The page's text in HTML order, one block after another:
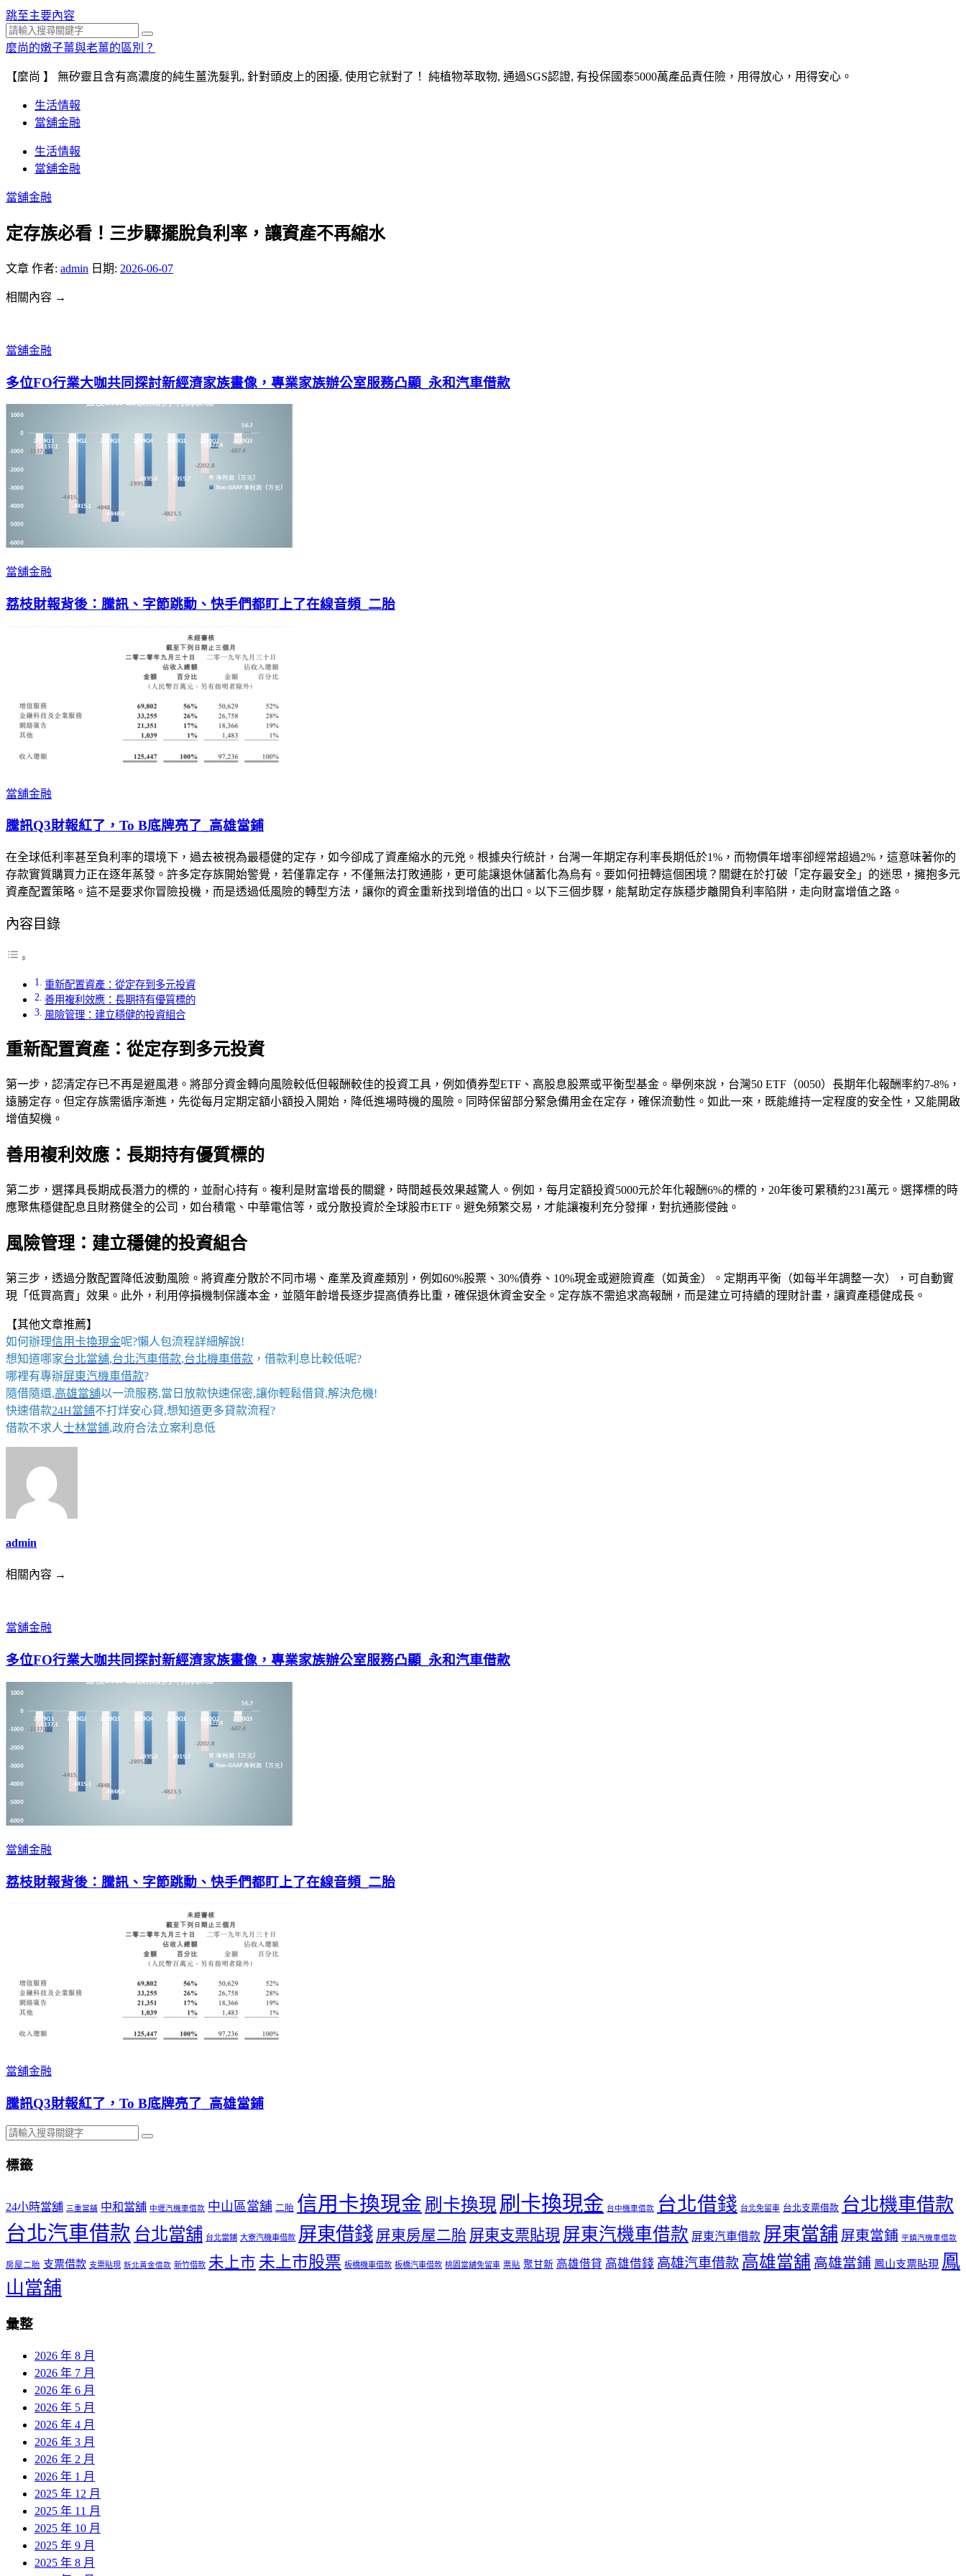
跳至主要內容
搜
尋
麼尚的嫩子薑與老薑的區別？
【麼尚 】 無矽靈且含有高濃度的純生薑洗髮乳, 針對頭皮上的困擾, 使用它就對了！ 純植物萃取物, 通過SGS認證, 有投保國泰5000萬產品責任險，用得放心，用得安心。
生活情報
當舖金融
生活情報
當舖金融
當舖金融
定存族必看！三步驟擺脫負利率，讓資產不再縮水
文章 作者: admin 日期: 2026-06-07
相關內容 →
當舖金融
多位FO行業大咖共同探討新經濟家族畫像，專業家族辦公室服務凸顯_永和汽車借款
當舖金融
荔枝財報背後：騰訊、字節跳動、快手們都盯上了在線音頻_二胎
當舖金融
騰訊Q3財報紅了，To B底牌亮了_高雄當鋪
在全球低利率甚至負利率的環境下，過去被視為最穩健的定存，如今卻成了資產縮水的元兇。根據央行統計，台灣一年期定存利率長期低於1%，而物價年增率卻經常超過2%，這意味著你的
存款實質購買力正在逐年蒸發。許多定存族開始警覺，若僅靠定存，不僅無法打敗通膨，更可能讓退休儲蓄化為烏有。要如何扭轉這個困境？關鍵在於打破「定存最安全」的迷思，擁抱多元
資產配置策略。這不是要求你冒險投機，而是透過低風險的轉型方法，讓你的資金重新找到增值的出口。以下三個步驟，能幫助定存族穩步離開負利率陷阱，走向財富增值之路。
內容目錄
重新配置資產：從定存到多元投資
善用複利效應：長期持有優質標的
風險管理：建立穩健的投資組合
重新配置資產：從定存到多元投資
第一步，認清定存已不再是避風港。將部分資金轉向風險較低但報酬較佳的投資工具，例如債券型ETF、高股息股票或平衡型基金。舉例來說，台灣50 ETF（0050）長期年化報酬率約7-8%，
遠勝定存。但定存族需循序漸進，先從每月定期定額小額投入開始，降低進場時機的風險。同時保留部分緊急備用金在定存，確保流動性。如此一來，既能維持一定程度的安全性，又能開啟
增值契機。
善用複利效應：長期持有優質標的
第二步，選擇具長期成長潛力的標的，並耐心持有。複利是財富增長的關鍵，時間越長效果越驚人。例如，每月定額投資5000元於年化報酬6%的標的，20年後可累積約231萬元。選擇標的時
應聚焦穩健配息且財務健全的公司，如台積電、中華電信等，或分散投資於全球股市ETF。避免頻繁交易，才能讓複利充分發揮，對抗通膨侵蝕。
風險管理：建立穩健的投資組合
第三步，透過分散配置降低波動風險。將資產分散於不同市場、產業及資產類別，例如60%股票、30%債券、10%現金或避險資產（如黃金）。定期再平衡（如每半年調整一次），可自動實
現「低買高賣」效果。此外，利用停損機制保護本金，並隨年齡增長逐步提高債券比重，確保退休資金安全。定存族不需追求高報酬，而是建立可持續的理財計畫，讓資產穩健成長。
【其他文章推薦】
如何辦理信用卡換現金呢?懶人包流程詳細解說!
想知道哪家台北當舖,台北汽車借款,台北機車借款 ，借款利息比較低呢?
哪裡有專辦屏東汽機車借款?
隨借隨還,高雄當舖以一流服務,當日放款快速保密,讓你輕鬆借貸,解決危機!
快速借款24H當鋪不打烊安心貸,想知道更多貸款流程?
借款不求人士林當鋪,政府合法立案利息低
admin
相關內容 →
當舖金融
多位FO行業大咖共同探討新經濟家族畫像，專業家族辦公室服務凸顯_永和汽車借款
當舖金融
荔枝財報背後：騰訊、字節跳動、快手們都盯上了在線音頻_二胎
當舖金融
騰訊Q3財報紅了，To B底牌亮了_高雄當鋪
標籤
24小時當舖 三重當舖 中和當舖 中壢汽機車借款 中山區當舖 二胎 信用卡換現金 刷卡換現 刷卡換現金 台中機車借款 台北借錢 台北免留車 台北支票借款 台北機車借款
台北汽車借款 台北當舖 台北當鋪 大寮汽機車借款 屏東借錢 屏東房屋二胎 屏東支票貼現 屏東汽機車借款 屏東汽車借款 屏東當舖 屏東當鋪 平鎮汽機車借款
房屋二胎 支票借款 支票貼現 新北黃金借款 新竹借款 未上市 未上市股票 板橋機車借款 板橋汽車借款 桃園當舖免留車 票貼 聚甘新 高雄借貸 高雄借錢 高雄汽車借款 高雄當舖 高雄當鋪 鳳山支票貼現 鳳
山當舖
彙整
2026 年 8 月
2026 年 7 月
2026 年 6 月
2026 年 5 月
2026 年 4 月
2026 年 3 月
2026 年 2 月
2026 年 1 月
2025 年 12 月
2025 年 11 月
2025 年 10 月
2025 年 9 月
2025 年 8 月